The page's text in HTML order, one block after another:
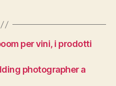
per vini, i prodotti
photographer a